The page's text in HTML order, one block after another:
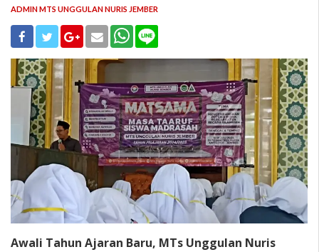
ADMIN MTS UNGGULAN NURIS JEMBER
Awali Tahun Ajaran Baru, MTs Unggulan Nuris